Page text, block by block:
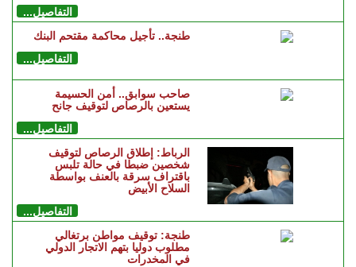
التفاصيل...
طنجة.. تأجيل محاكمة مقتحم البنك
التفاصيل...
صاحب سوابق.. أمن الحسيمة
يستعين بالرصاص لتوقيف جانح
التفاصيل...
الرباط: إطلاق الرصاص لتوقيف
شخصين ضبطا في حالة تلبس
باقتراف سرقة بالعنف بواسطة
السلاح الأبيض
التفاصيل...
طنجة: توقيف مواطن برتغالي
مطلوب دوليا بتهم الاتجار الدولي
في المخدرات